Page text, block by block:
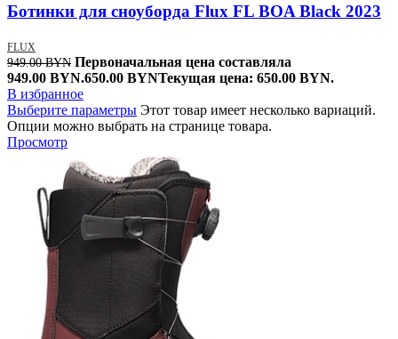
Ботинки для сноуборда Flux FL BOA Black 2023
FLUX
949.00BYN Первоначальная цена составляла
949.00 BYN.650.00 BYNТекущая цена: 650.00 BYN.
В избранное
Выберите параметры Этот товар имеет несколько вариаций.
Опции можно выбрать на странице товара.
Просмотр